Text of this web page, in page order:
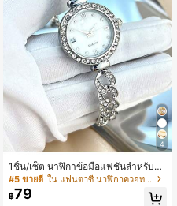
4
1ชิ้น/เซ็ต นาฬิกาข้อมือแฟชั่นสำหรับผู้ห
ญิง หน้าปัดทรงกลมเรียบง่าย ประดับพล
อยเทียม ดีไซน์ลายคลื่นคริสตัล นาฬิกา
ควอตซ์อัลลอย เหมาะสำหรับใส่เข้ากับชุ
#5 ขายดี ใน แฟนตาซี นาฬิกาควอทซ์ผู้หญิง
฿79